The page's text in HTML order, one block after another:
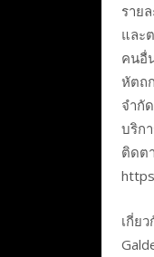
ราย
และ
คนอื่
หัตถ
จำกั
บริก
ติดต
เกี่ย